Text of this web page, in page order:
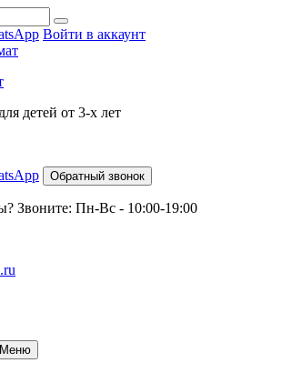
Войти в аккаунт
детей от 3-х лет
Обратный звонок
Звоните: Пн-Вс - 10:00-19:00
Меню